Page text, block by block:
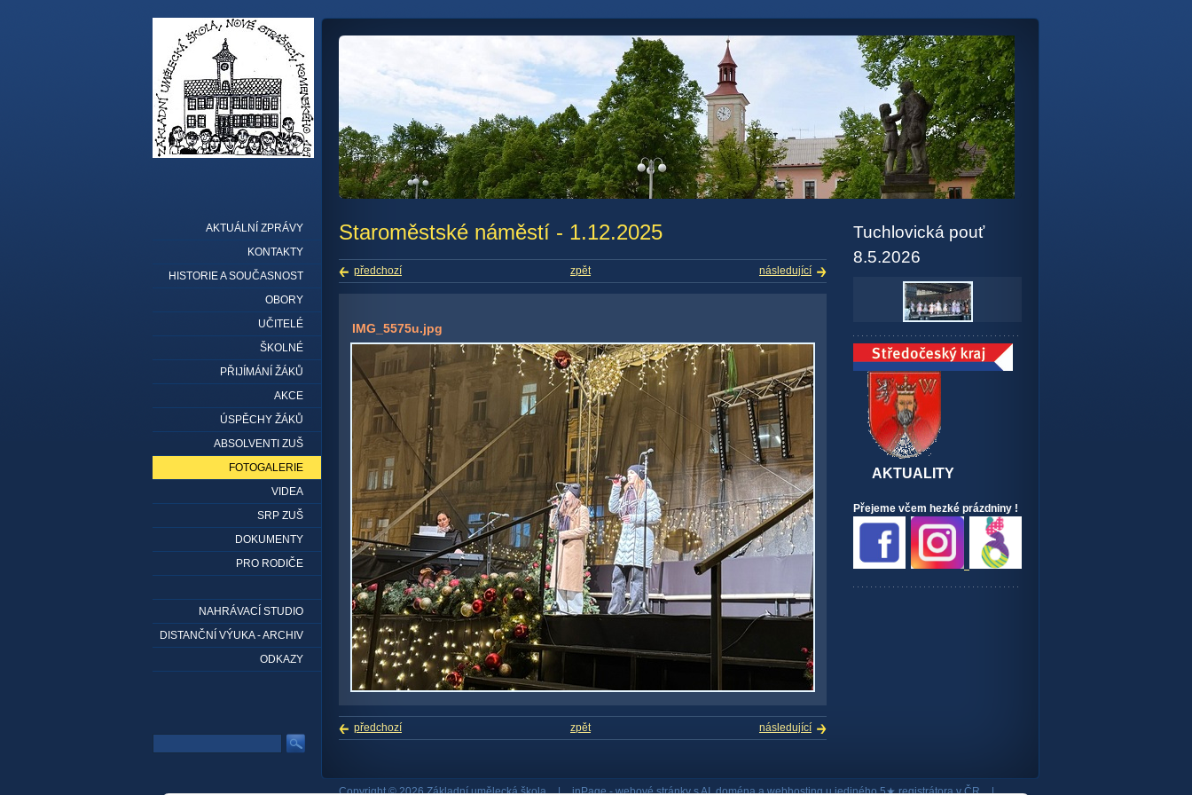
Staroměstské náměstí - 1.12.2025
předchozí následující
zpět
IMG_5575u.jpg
předchozí následující
zpět
Tuchlovická pouť
8.5.2026
AKTUALITY
Přejeme včem hezké prázdniny !
AKTUÁLNÍ ZPRÁVY
KONTAKTY
HISTORIE A SOUČASNOST
OBORY
UČITELÉ
ŠKOLNÉ
PŘIJÍMÁNÍ ŽÁKŮ
AKCE
ÚSPĚCHY ŽÁKŮ
ABSOLVENTI ZUŠ
FOTOGALERIE
VIDEA
SRP ZUŠ
DOKUMENTY
PRO RODIČE
NAHRÁVACÍ STUDIO
DISTANČNÍ VÝUKA - ARCHIV
ODKAZY
Copyright © 2026 Základní umělecká škola | inPage -webové stránkys AI,doménaawebhostingu jediného 5★ registrátora v ČR |